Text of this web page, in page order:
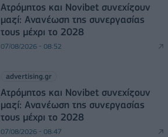
Ατρόμητος και Novibet συνεχίζουν
μαζί: Ανανέωση της συνεργασίας
τους μέχρι το 2028
07/08/2026 - 08:52
advertising.gr
Ατρόμητος και Novibet συνεχίζουν
μαζί: Ανανέωση της συνεργασίας
τους μέχρι το 2028
07/08/2026 - 08:47